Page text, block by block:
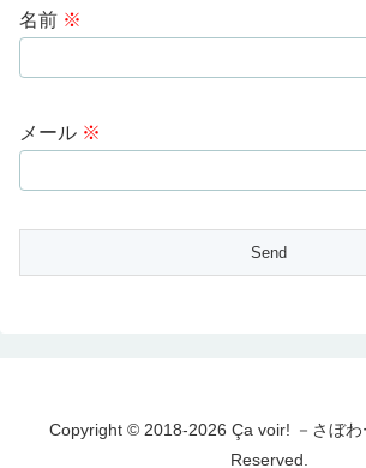
名前 ※
メール ※
Copyright © 2018-2026 Ça voir! －さぼわ
Reserved.